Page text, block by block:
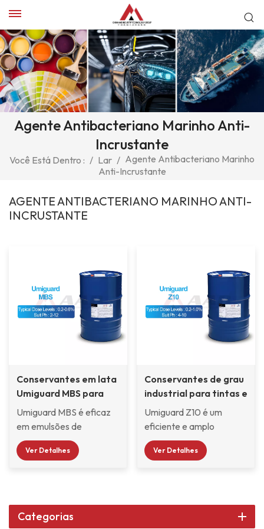
Agente Antibacteriano Marinho Anti-
Incrustante
Você Está Dentro : / Lar / Agente Antibacteriano Marinho
Anti-Incrustante
AGENTE ANTIBACTERIANO MARINHO ANTI-
INCRUSTANTE
Conservantes em lata
Umiguard MBS para
pasta de pigmento à
base de água
Umiguard MBS é eficaz
em emulsões de
polímeros, tintas,
adesivos, dispersões de
ação não específico, o
que significa que as
Ver Detalhes
Conservantes de grau
industrial para tintas e
revestimentos
Umiguard Z10
Umiguard Z10 é um
eficiente e amplo
espectro antimofo,
antialgas e agente
Ver Detalhes
Categorias